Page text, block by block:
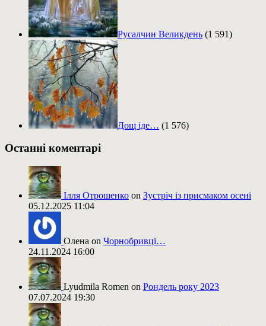
Русалчин Великдень (1 591)
Дощ іде… (1 576)
Останні коментарі
Ілля Отрошенко on Зустріч із присмаком осені
05.12.2025 11:04
Олена on Чорнобривці…
24.11.2024 16:00
Lyudmila Romen on Рондель року 2023
07.07.2024 19:30